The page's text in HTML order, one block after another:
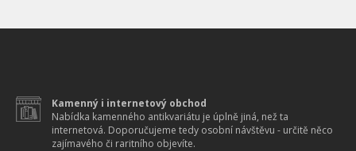
Kamenný i internetový obchod
Nabídka kamenného antikvariátu je úplně jiná, než ta
internetová. Doporučujeme tedy osobní návštěvu - určitě něco
zajímavého či raritního objevíte.